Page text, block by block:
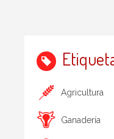
Agricultura
Ganadería